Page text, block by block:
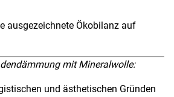
ausgezeichnete Ökobilanz auf
mit Mineralwolle:
und ästhetischen Gründen